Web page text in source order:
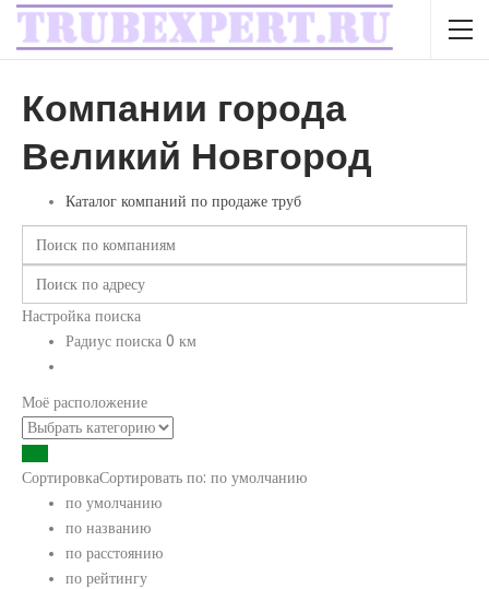
Компании города
Великий Новгород
Каталог компаний по продаже труб
Настройка поиска
Радиус поиска 0 км
Моё расположение
СортировкаСортировать по: по умолчанию
по умолчанию
по названию
по расстоянию
по рейтингу